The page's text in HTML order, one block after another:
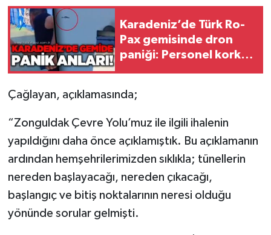
Karadeniz’de Türk Ro-
Pax gemisinde dron
paniği: Personel korku
Çağlayan, açıklamasında;
“Zonguldak Çevre Yolu’muz ile ilgili ihalenin
yapıldığını daha önce açıklamıştık. Bu açıklamanın
ardından hemşehrilerimizden sıklıkla; tünellerin
nereden başlayacağı, nereden çıkacağı,
başlangıç ve bitiş noktalarının neresi olduğu
yönünde sorular gelmişti.
Röportaj
Sağlık
Ulusal
Yaşam